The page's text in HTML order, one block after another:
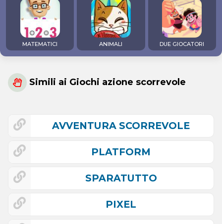
MATEMATICI ANIMALI DUE GIOCATORI
Simili ai Giochi azione scorrevole
AVVENTURA SCORREVOLE
PLATFORM
SPARATUTTO
PIXEL